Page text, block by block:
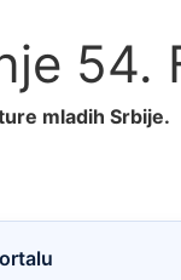
54.
mladih Srbije.